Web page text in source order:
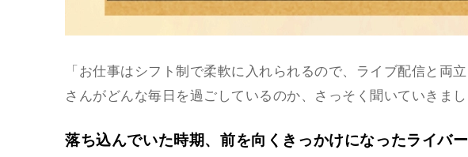
「お仕事はシフト制で柔軟に入れられるので、ライブ配信と両
さんがどんな毎日を過ごしているのか、さっそく聞いていきまし
落ち込んでいた時期、前を向くきっかけになったライバ